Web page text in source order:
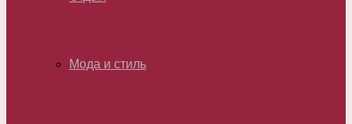
Мода и стиль